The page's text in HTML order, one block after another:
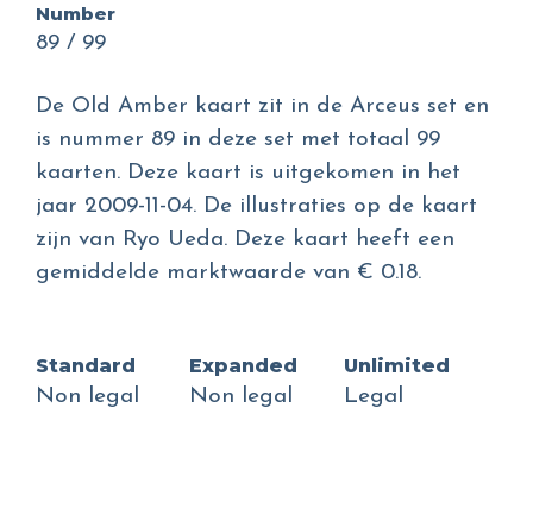
Number
89 / 99
De Old Amber kaart zit in de Arceus set en
is nummer 89 in deze set met totaal 99
kaarten. Deze kaart is uitgekomen in het
jaar 2009-11-04. De illustraties op de kaart
zijn van Ryo Ueda. Deze kaart heeft een
gemiddelde marktwaarde van € 0.18.
Standard
Non legal
Expanded
Non legal
Unlimited
Legal